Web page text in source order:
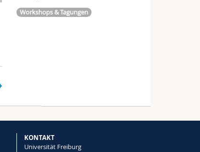
Workshops & Tagungen
KONTAKT
Universität Freiburg